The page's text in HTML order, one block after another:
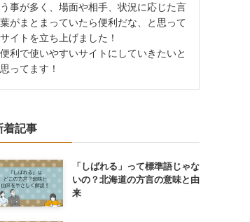
う事が多く、場面や相手、状況に応じた言
葉がまとまっていたら便利だな、と思って
サイトを立ち上げました！
便利で使いやすいサイトにしていきたいと
思ってます！
着記事
「しばれる」って標準語じゃな
いの？北海道の方言の意味と由
来